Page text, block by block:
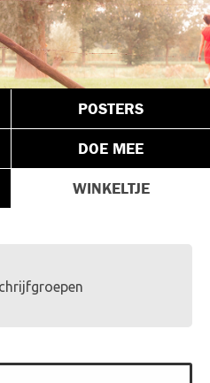
POSTERS
DOE MEE
WINKELTJE